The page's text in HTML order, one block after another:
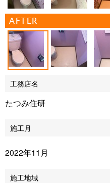
AFTER
工務店名
たつみ住研
施工月
2022年11月
施工地域